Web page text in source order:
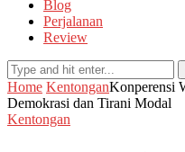
Blog
Perjalanan
Review
Home KentonganKonperensi
Demokrasi dan Tirani Modal
Kentongan